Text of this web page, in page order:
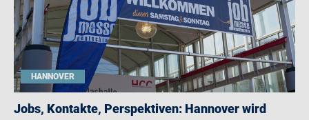
HANNOVER
Jobs, Kontakte, Perspektiven: Hannover wird